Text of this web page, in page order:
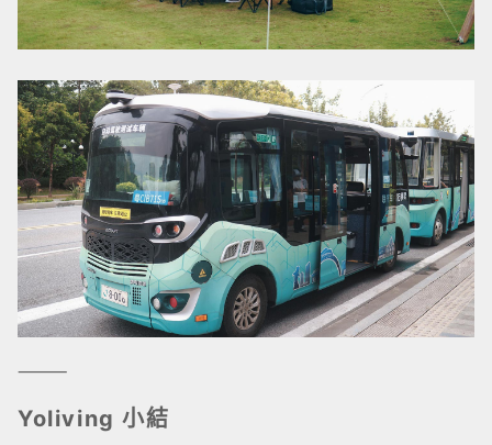
⸻
Yoliving 小結